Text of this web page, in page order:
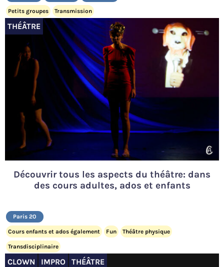
Petits groupes Transmission
THÉÂTRE
Découvrir tous les aspects du théâtre: dans
des cours adultes, ados et enfants
Paris 20
Cours enfants et ados également Fun Théâtre physique
Transdisciplinaire
CLOWN IMPRO THÉÂTRE